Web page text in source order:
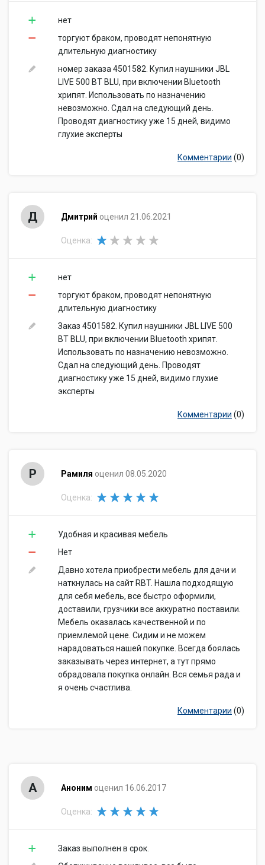
нет
торгуют браком, проводят непонятную
длительную диагностику
номер заказа 4501582. Купил наушники JBL
LIVE 500 BT BLU, при включении Bluetooth
хрипят. Использовать по назначению
невозможно. Сдал на следующий день.
Проводят диагностику уже 15 дней, видимо
глухие эксперты
Комментарии (0)
Д Дмитрий оценил 21.06.2021
Оценка:
нет
торгуют браком, проводят непонятную
длительную диагностику
Заказ 4501582. Купил наушники JBL LIVE 500
BT BLU, при включении Bluetooth хрипят.
Использовать по назначению невозможно.
Сдал на следующий день. Проводят
диагностику уже 15 дней, видимо глухие
эксперты
Комментарии (0)
Р Рамиля оценил 08.05.2020
Оценка:
Удобная и красивая мебель
Нет
Давно хотела приобрести мебель для дачи и
наткнулась на сайт RBT. Нашла подходящую
для себя мебель, все быстро оформили,
доставили, грузчики все аккуратно поставили.
Мебель оказалась качественной и по
приемлемой цене. Сидим и не можем
нарадоваться нашей покупке. Всегда боялась
заказывать через интернет, а тут прямо
обрадовала покупка онлайн. Вся семья рада и
я очень счастлива.
Комментарии (0)
А Аноним оценил 16.06.2017
Оценка:
Заказ выполнен в срок.